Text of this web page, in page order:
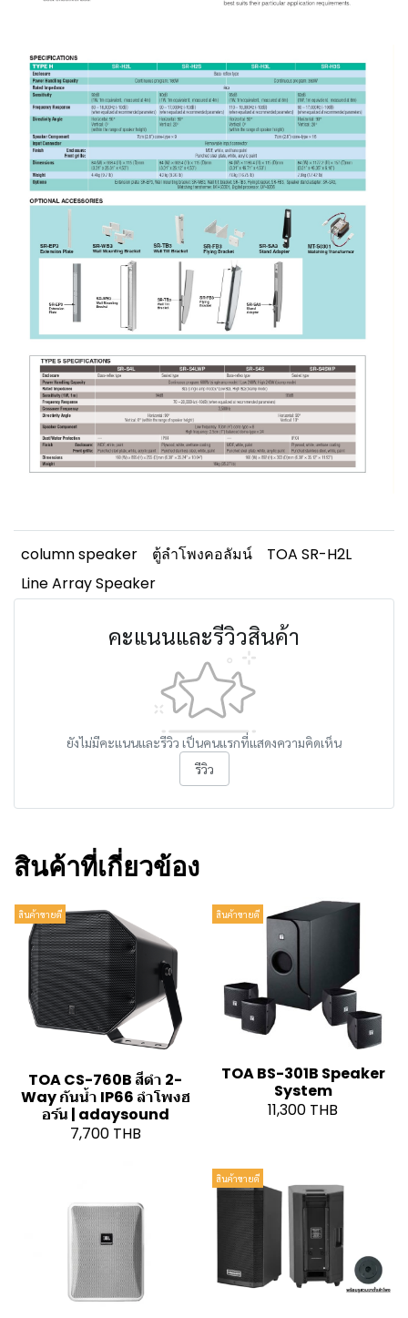
column speaker ตู้ลำโพงคอลัมน์
TOA SR-H2L
Line Array Speaker
คะแนนและรีวิวสินค้า
ยังไม่มีคะแนนและรีวิว เป็นคนแรกที่แสดงความคิดเห็น
รีวิว
สินค้าที่เกี่ยวข้อง
สินค้าขายดี
TOA CS-760B สีดำ 2-
Way กันน้ำ IP66 ลำโพงฮ
อร์น | adaysound
7,700 THB
สินค้าขายดี
TOA BS-301B Speaker
System
11,300 THB
สินค้าขายดี